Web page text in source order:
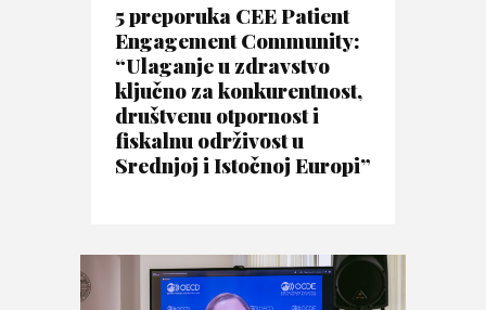
5 preporuka CEE Patient
Engagement Community:
“Ulaganje u zdravstvo
ključno za konkurentnost,
društvenu otpornost i
fiskalnu održivost u
Srednjoj i Istočnoj Europi”